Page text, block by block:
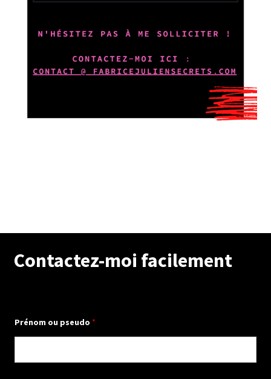
Contactez-moi facilement
Prénom ou pseudo *